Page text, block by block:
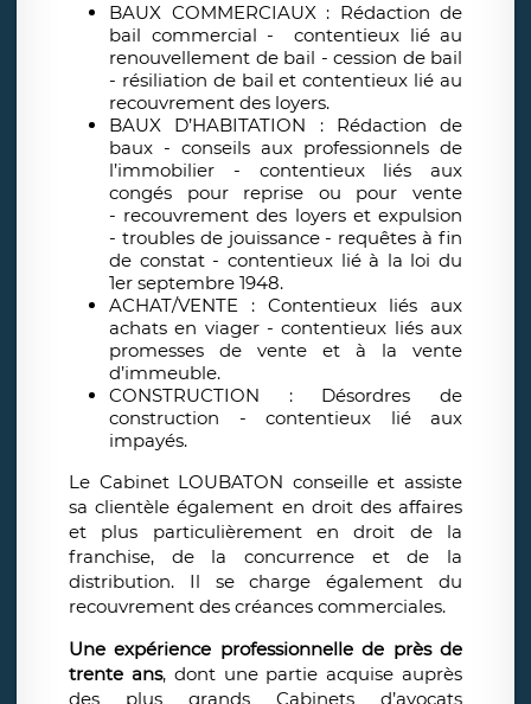
BAUX COMMERCIAUX : Rédaction de
bail commercial - contentieux lié au
renouvellement de bail - cession de bail
- résiliation de bail et contentieux lié au
recouvrement des loyers.
BAUX D’HABITATION : Rédaction de
baux - conseils aux professionnels de
l’immobilier - contentieux liés aux
congés pour reprise ou pour vente
- recouvrement des loyers et expulsion
- troubles de jouissance - requêtes à fin
de constat - contentieux lié à la loi du
1er septembre 1948.
ACHAT/VENTE : Contentieux liés aux
achats en viager - contentieux liés aux
promesses de vente et à la vente
d’immeuble.
CONSTRUCTION : Désordres de
construction - contentieux lié aux
impayés.
Le Cabinet LOUBATON conseille et assiste
sa clientèle également en droit des affaires
et plus particulièrement en droit de la
franchise, de la concurrence et de la
distribution. Il se charge également du
recouvrement des créances commerciales.
Une expérience professionnelle de près de
trente ans, dont une partie acquise auprès
des plus grands Cabinets d’avocats